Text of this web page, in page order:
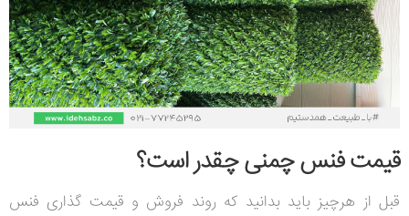
قیمت فنس چمنی چقدر است؟
قبل از هرچیز باید بدانید که روند فروش و قیمت گذاری فنس